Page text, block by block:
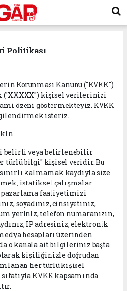
Politikası
Korunması Kanunu ("KVKK")
("XXXXX") kişisel verilerinizi
özeni göstermekteyiz. KVKK
isteriz.
belirli veya belirlenebilir
türlü bilgi" kişisel veridir. Bu
kalmamak kaydıyla size
istatiksel çalışmalar
faaliyetimizi
soyadınız, cinsiyetiniz,
yeriniz, telefon numaranızın,
IP adresiniz, elektronik
hesapları üzerinden
o kanala ait bilgileriniz başta
kişiliğinizle doğrudan
her türlü kişisel
KVKK kapsamında